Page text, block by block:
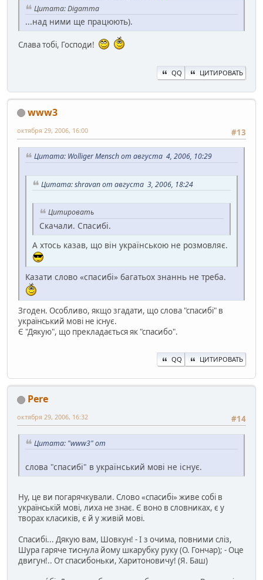
Цитата: Digamma
...над ними ще працюють).
Слава тобі, Господи!
QQ ЦИТИРОВАТЬ
www3
#13
октября 29, 2006, 16:00
Цитата: Wolliger Mensch от августа 4, 2006, 10:29
Цитата: shravan от августа 3, 2006, 18:24
Цитировать
Скачали. Спасибі.
А хтось казав, що він українською не розмовляє.
Казати слово «спасибі» багатьох знаннь не треба.
Згоден. Особливо, якщо згадати, що слова "спасибі" в
український мові не існує.
Є "Дякую", що прекладається як "спасибо".
QQ ЦИТИРОВАТЬ
Pere
#14
октября 29, 2006, 16:32
Цитата: "www3" от
слова "спасибі" в український мові не існує.
Ну, це ви погарячкували. Слово «спасибі» живе собі в
українській мові, лиха не знає. Є воно в словниках, є у
творах класиків, є й у живій мові.
Спасибі... Дякую вам, Шовкун! - І з очима, повними сліз,
Шура гаряче тиснула йому шкарубку руку (О. Гончар); - Оце
двигун!.. От спасибоньки, Харитоновичу! (Я. Баш)